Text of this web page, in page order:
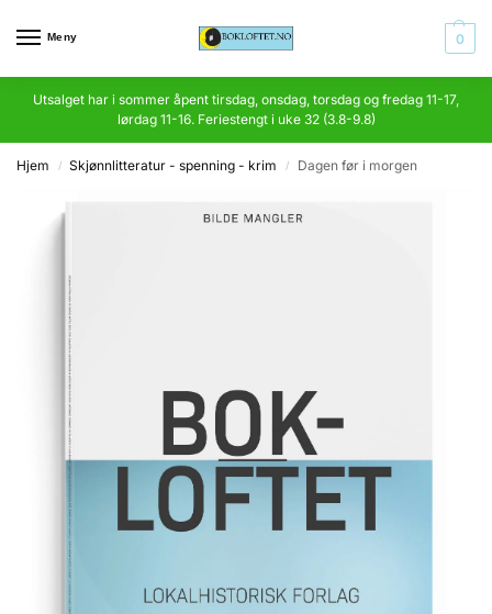
Meny 0
Utsalget har i sommer åpent tirsdag, onsdag, torsdag og fredag 11-17,
lørdag 11-16. Feriestengt i uke 32 (3.8-9.8)
Hjem / Skjønnlitteratur - spenning - krim / Dagen før i morgen